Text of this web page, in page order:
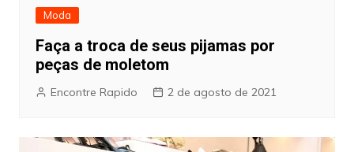
Moda
Faça a troca de seus pijamas por
peças de moletom
Encontre Rapido 2 de agosto de 2021